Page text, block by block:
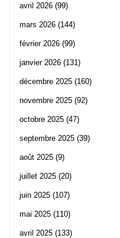
avril 2026 (99)
mars 2026 (144)
février 2026 (99)
janvier 2026 (131)
décembre 2025 (160)
novembre 2025 (92)
octobre 2025 (47)
septembre 2025 (39)
août 2025 (9)
juillet 2025 (20)
juin 2025 (107)
mai 2025 (110)
avril 2025 (133)